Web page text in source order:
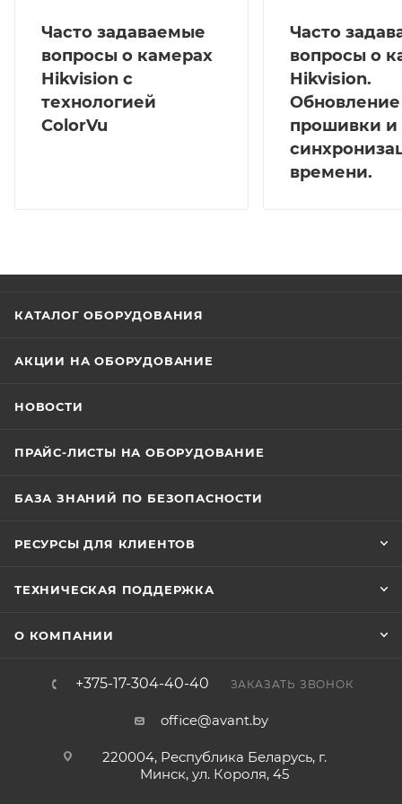
Часто задаваемые
вопросы о камерах
Hikvision с
технологией
ColorVu
Часто
вопросы о
Hikvision.
Обновление
прошивки и
времени.
КАТАЛОГ ОБОРУДОВАНИЯ
АКЦИИ НА ОБОРУДОВАНИЕ
НОВОСТИ
ПРАЙС-ЛИСТЫ НА ОБОРУДОВАНИЕ
БАЗА ЗНАНИЙ ПО БЕЗОПАСНОСТИ
РЕСУРСЫ ДЛЯ КЛИЕНТОВ
ТЕХНИЧЕСКАЯ ПОДДЕРЖКА
О КОМПАНИИ
+375-17-304-40-40 ЗАКАЗАТЬ ЗВОНОК
office@avant.by
220004, Республика Беларусь, г.
Минск, ул. Короля, 45